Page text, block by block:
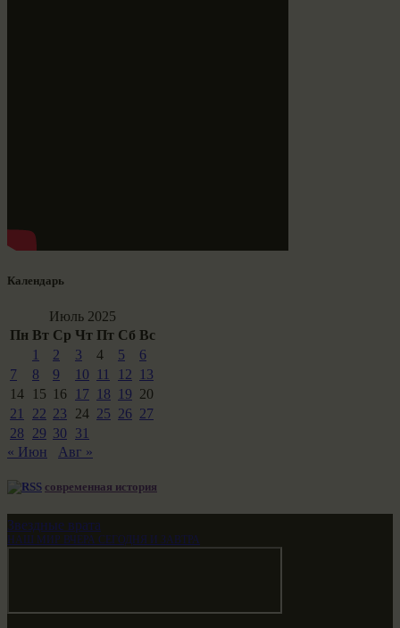
Календарь
Июль 2025
Пн Вт Ср Чт Пт Сб Вс
1
2 3 4 5
6
7
8 9 10 11 12
13
14
15 16 17 18 19 20
21
22 23 24 25 26 27
28
29 30
31
« Июн
Авг »
современная история
Звездные врата
НАШ МИР ВЧЕРА СЕГОДНЯ И ЗАВТРА